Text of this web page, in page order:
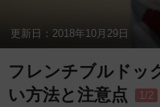
更新日： 2018年10月29日
フレンチブルドッ
い方法と注意点
1/2